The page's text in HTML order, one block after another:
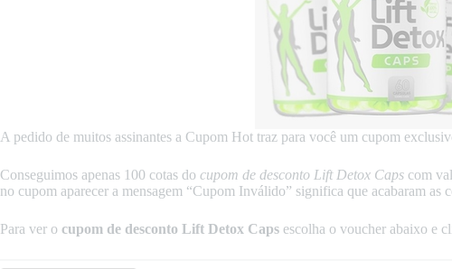
A pedido de muitos assinantes a Cupom Hot traz para você um cupom
Conseguimos apenas 100 cotas do cupom de desconto Lift Detox Caps com
no cupom aparecer a mensagem “Cupom Inválido” significa que acabaram as
Para ver o cupom de desconto Lift Detox Caps escolha o voucher abaixo e